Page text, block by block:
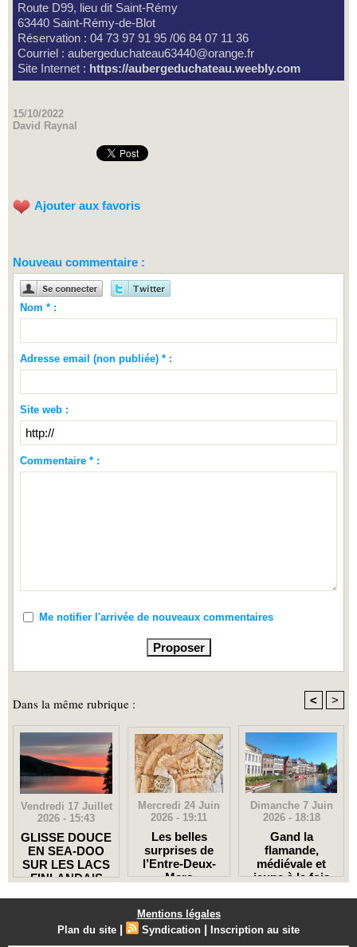
Route D99, lieu dit Saint-Rémy
63440 Saint-Rémy-de-Blot
Réservation : 04 73 97 91 95 /06 84 07 11 36
Courriel : aubergeduchateau63440@orange.fr
Site Internet : https://aubergeduchateau.weebly.com
15/10/2022
David Raynal
Ajouter aux favoris
Nouveau commentaire :
Nom * :
Adresse email (non publiée) * :
Site web :
Commentaire * :
Me notifier l'arrivée de nouveaux commentaires
Dans la même rubrique : < >
Vendredi 17 Juillet
2026 - 15:43
GLISSE DOUCE
EN SEA-DOO
SUR LES LACS
FINLANDAIS
Mercredi 24 Juin
2026 - 19:11
Les belles
surprises de
l’Entre-Deux-
Mers
Dimanche 7 Juin
2026 - 18:18
Gand la
flamande,
médiévale et
jeune à la fois
Mentions légales
Plan du site | Syndication | Inscription au site